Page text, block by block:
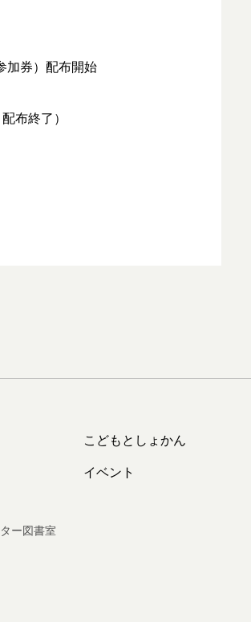
加券）配布開始
布終了）
ー図書室
こどもとしょかん
イベント